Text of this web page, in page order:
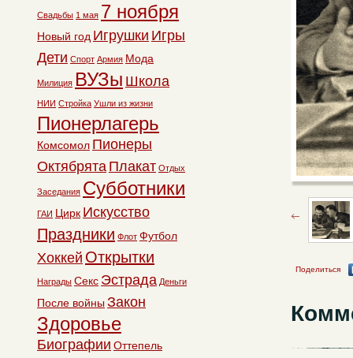
Поделиться
Свадьбы 1 мая 7 ноября
Новый год Игрушки Игры
Дети Спорт Армия Мода
Милиция ВУЗы Школа
НИИ Стройка Ушли из жизни
Пионерлагерь
Комсомол Пионеры
Октябрята Плакат Отдых
Заседания Субботники
ГАИ Цирк Искусство
Праздники Флот Футбол
Хоккей Открытки
Награды Секс Эстрада Деньги
После войны Закон
Здоровье
Биографии Оттепель